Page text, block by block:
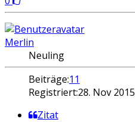
Merlin
Neuling
Beiträge:11
Registriert:28. Nov 2015
Zitat